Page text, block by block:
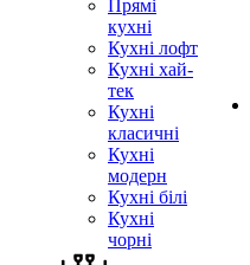
Прямі
кухні
Кухні лофт
Кухні хай-
тек
Кухні
класичні
Кухні
модерн
Кухні білі
Кухні
чорні